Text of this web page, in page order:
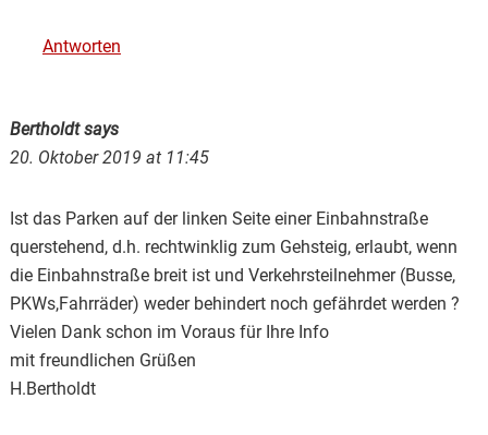
Antworten
Bertholdtsays
20. Oktober 2019 at 11:45
Ist das Parken auf der linken Seite einer Einbahnstraße
querstehend, d.h. rechtwinklig zum Gehsteig, erlaubt, wenn
die Einbahnstraße breit ist und Verkehrsteilnehmer (Busse,
PKWs,Fahrräder) weder behindert noch gefährdet werden ?
Vielen Dank schon im Voraus für Ihre Info
mit freundlichen Grüßen
H.Bertholdt